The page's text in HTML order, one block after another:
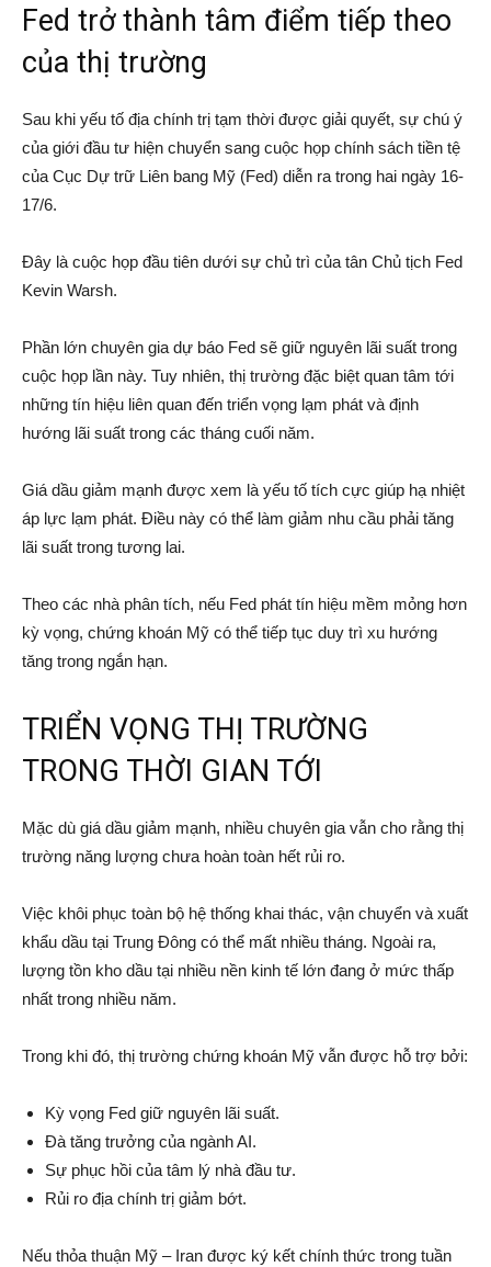
Fed trở thành tâm điểm tiếp theo
của thị trường
Sau khi yếu tố địa chính trị tạm thời được giải quyết, sự chú ý
của giới đầu tư hiện chuyển sang cuộc họp chính sách tiền tệ
của Cục Dự trữ Liên bang Mỹ (Fed) diễn ra trong hai ngày 16-
17/6.
Đây là cuộc họp đầu tiên dưới sự chủ trì của tân Chủ tịch Fed
Kevin Warsh.
Phần lớn chuyên gia dự báo Fed sẽ giữ nguyên lãi suất trong
cuộc họp lần này. Tuy nhiên, thị trường đặc biệt quan tâm tới
những tín hiệu liên quan đến triển vọng lạm phát và định
hướng lãi suất trong các tháng cuối năm.
Giá dầu giảm mạnh được xem là yếu tố tích cực giúp hạ nhiệt
áp lực lạm phát. Điều này có thể làm giảm nhu cầu phải tăng
lãi suất trong tương lai.
Theo các nhà phân tích, nếu Fed phát tín hiệu mềm mỏng hơn
kỳ vọng, chứng khoán Mỹ có thể tiếp tục duy trì xu hướng
tăng trong ngắn hạn.
TRIỂN VỌNG THỊ TRƯỜNG
TRONG THỜI GIAN TỚI
Mặc dù giá dầu giảm mạnh, nhiều chuyên gia vẫn cho rằng thị
trường năng lượng chưa hoàn toàn hết rủi ro.
Việc khôi phục toàn bộ hệ thống khai thác, vận chuyển và xuất
khẩu dầu tại Trung Đông có thể mất nhiều tháng. Ngoài ra,
lượng tồn kho dầu tại nhiều nền kinh tế lớn đang ở mức thấp
nhất trong nhiều năm.
Trong khi đó, thị trường chứng khoán Mỹ vẫn được hỗ trợ bởi:
Kỳ vọng Fed giữ nguyên lãi suất.
Đà tăng trưởng của ngành AI.
Sự phục hồi của tâm lý nhà đầu tư.
Rủi ro địa chính trị giảm bớt.
Nếu thỏa thuận Mỹ – Iran được ký kết chính thức trong tuần